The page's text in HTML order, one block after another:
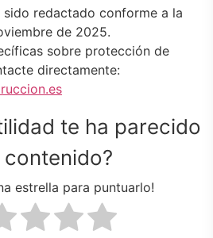
sido redactado conforme a la
de 2025.
sobre protección de
directamente:
te ha parecido
estrella para puntuarlo!